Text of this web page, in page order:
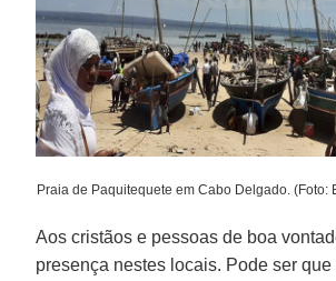
Praia de Paquitequete em Cabo Delgado. (Foto:
Aos cristãos e pessoas de boa
presença nestes locais. Pode ser